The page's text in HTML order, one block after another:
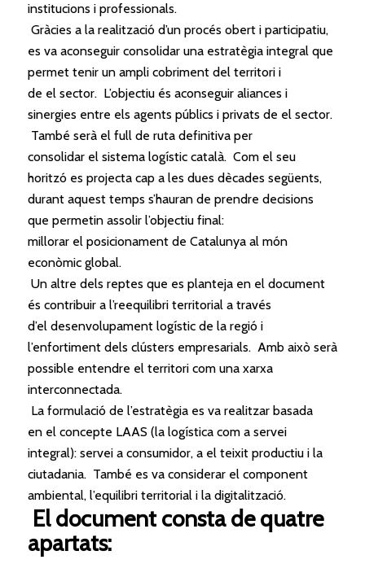
institucions i professionals.
Gràcies a la realització d’un procés obert i participatiu,
es va aconseguir consolidar una estratègia integral que
permet tenir un ampli cobriment del territori i
de elsector. L’objectiu és aconseguir aliances i
sinergies entre els agents públics i privats de elsector.
També serà elfull de ruta definitiva per
consolidar elsistema logístic català. Com elseu
horitzó es projecta cap a les dues dècades següents,
durant aquest temps s’hauran de prendre decisions
que permetin assolir l’objectiu final:
millorar elposicionament de Catalunya al món
econòmic global.
Un altre dels reptes que es planteja en eldocument
és contribuir a l’reequilibri territorial a través
d’eldesenvolupament logístic de la regió i
l’enfortiment dels clústers empresarials. Amb això serà
possible entendre elterritori com una xarxa
interconnectada.
La formulació de l’estratègia es va realitzar basada
en elconcepte LAAS (la logísticacom a servei
integral): servei a consumidor, a elteixit productiu i la
ciutadania. També es va considerar elcomponent
ambiental, l’equilibri territorial i la digitalització.
Eldocument consta de quatre
apartats: